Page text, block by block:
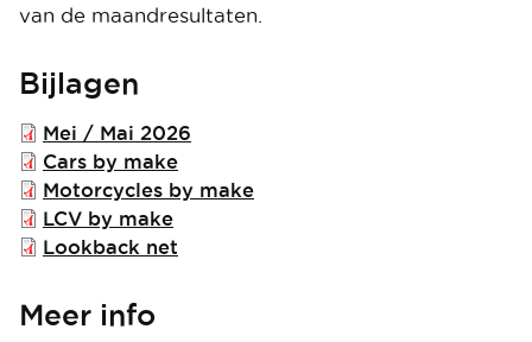
van de maandresultaten.
Bijlagen
FileMei / Mai 2026
FileCars by make
FileMotorcycles by make
FileLCV by make
FileLookback net
Meer info